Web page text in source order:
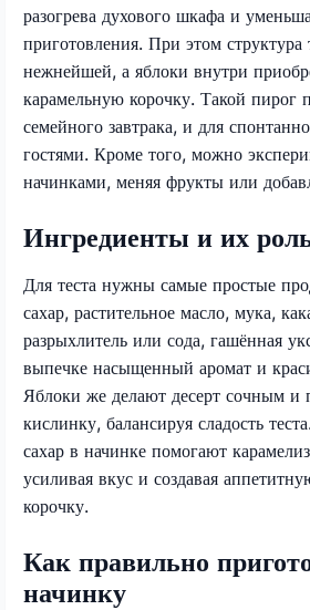
разогрева духового шкафа и
приготовления. При этом структура
нежнейшей, а яблоки внутри
карамельную корочку. Такой пирог
семейного завтрака, и для
гостями. Кроме того, можно
начинками, меняя фрукты или
Ингредиенты и их
Для теста нужны самые простые
сахар, растительное масло, мука,
разрыхлитель или сода, гашённая
выпечке насыщенный аромат и
Яблоки же делают десерт сочным и
кислинку, балансируя сладость
сахар в начинке помогают
усиливая вкус и создавая
корочку.
Как правильно
начинку